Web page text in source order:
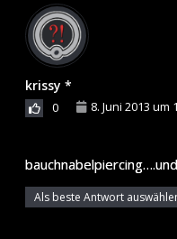
krissy *
0 8. Juni 2013 um
Als beste Antwort